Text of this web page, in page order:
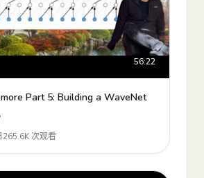
56:22
Part 5: Building a WaveNet
265.6K 次观看